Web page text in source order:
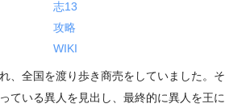
志13
攻略
WIKI
、全国を渡り歩き商売をしていました。そ
ている異人を見出し、最終的に異人を王に